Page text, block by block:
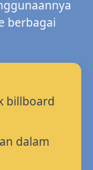
berbagai
billboard
dalam